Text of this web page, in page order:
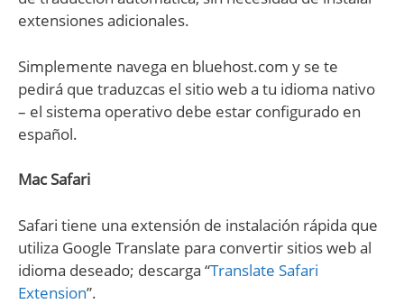
extensiones adicionales.
Simplemente navega en bluehost.com y se te
pedirá que traduzcas el sitio web a tu idioma nativo
– el sistema operativo debe estar configurado en
español.
Mac Safari
Safari tiene una extensión de instalación rápida que
utiliza Google Translate para convertir sitios web al
idioma deseado; descarga “Translate Safari
Extension”.